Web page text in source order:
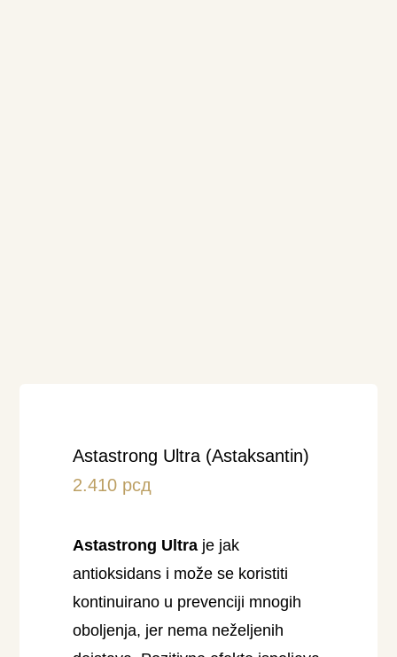
Astastrong Ultra (Astaksantin)
2.410 рсд
Astastrong Ultra je jak
antioksidans i može se koristiti
kontinuirano u prevenciji mnogih
oboljenja, jer nema neželjenih